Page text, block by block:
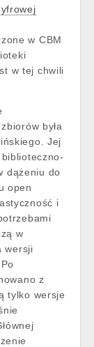
w CBM
w tej chwili
była
Jej
dążeniu do
open
i
w
wersji
z
tylko wersje